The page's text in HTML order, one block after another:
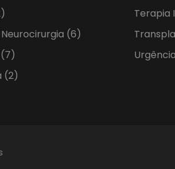
(6)
(7)
(2)
Terapia
Urgência